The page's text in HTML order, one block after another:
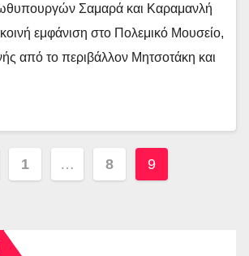
Σαμαρά και Καραμανλή
εμφάνιση στο Πολεμικό Μουσείο,
από το περιβάλλον Μητσοτάκη και
1 … 8 9